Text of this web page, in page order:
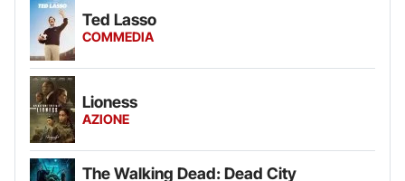
Ted Lasso
COMMEDIA
Lioness
AZIONE
The Walking Dead: Dead City